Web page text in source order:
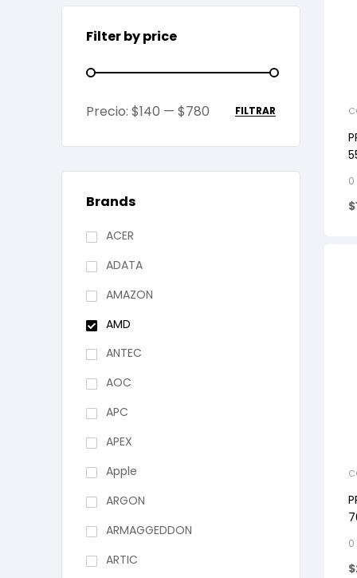
0
$
0
$
Filter by price
FILTRAR
Precio: $140 — $780
Brands
ACER
ADATA
AMAZON
AMD
ANTEC
AOC
APC
APEX
Apple
ARGON
ARMAGGEDDON
ARTIC